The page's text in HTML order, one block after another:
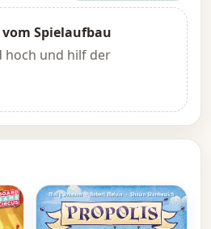
Spielaufbau
hoch und hilf der